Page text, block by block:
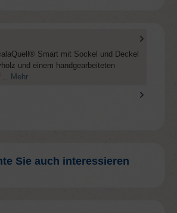
Smart mit Sockel und Deckel
und einem handgearbeiteten
Mehr
Sie auch interessieren